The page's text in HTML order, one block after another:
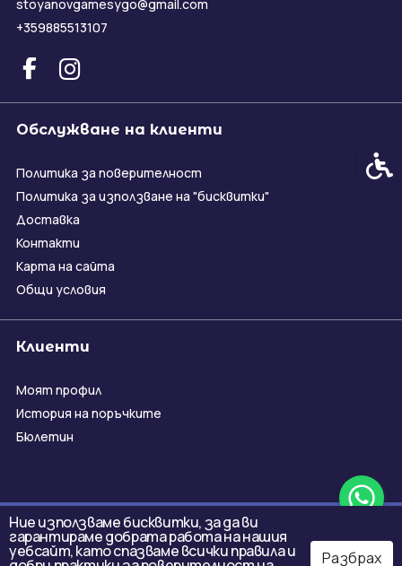
Ние използваме бисквитки, за да ви
гарантираме добрата работа на нашия
уебсайт, като спазваме всички правила и Разбрах
stoyanovgamesygo@gmail.com
+359885513107
Обслужване на клиенти
Политика за поверителност
Политика за използване на "бисквитки"
Доставка
Контакти
Карта на сайта
Общи условия
Клиенти
Моят профил
История на поръчките
Бюлетин